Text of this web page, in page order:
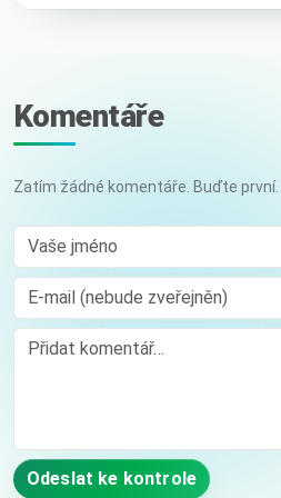
Komentáře
Zatím žádné komentáře. Buďte první.
Vaše jméno
E-mail (nebude zveřejněn)
Comment
Odeslat ke kontrole